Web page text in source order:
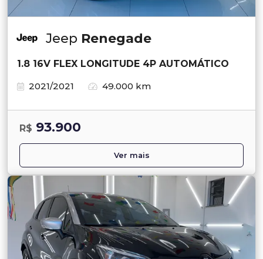
Jeep Renegade
1.8 16V FLEX LONGITUDE 4P AUTOMÁTICO
2021/2021
49.000 km
R$ 93.900
Ver mais